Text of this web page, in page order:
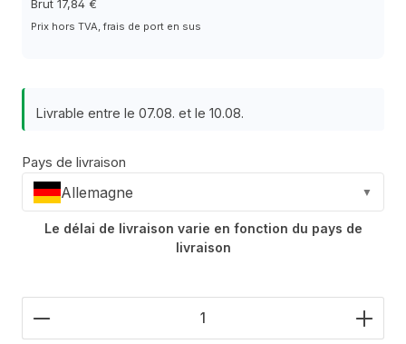
Brut 17,84 €
Prix hors TVA, frais de port en sus
Livrable entre le 07.08. et le 10.08.
Pays de livraison
Allemagne ▼
Le délai de livraison varie en fonction du pays de
livraison
Nombre de produits : saisis la valeur souhaitée